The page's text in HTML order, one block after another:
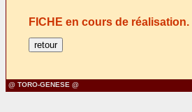
FICHE en cours de réalisation.
@ TORO-GENESE @